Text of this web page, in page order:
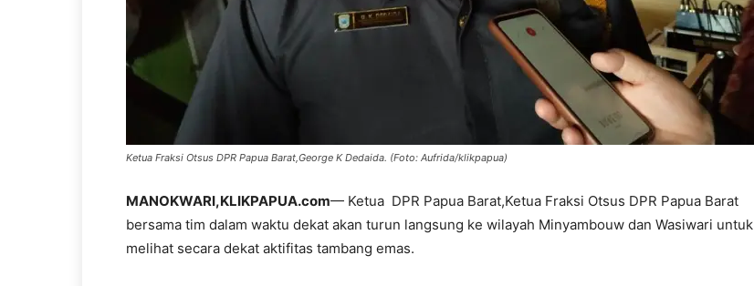
Ketua Fraksi Otsus DPR Papua Barat,George K Dedaida. (Foto: Aufrida/klikpapua)
MANOKWARI,KLIKPAPUA.com— Ketua DPR Papua Barat,Ketua Fraksi Otsus DPR Papua Barat
bersama tim dalam waktu dekat akan turun langsung ke wilayah Minyambouw dan Wasiwari untuk
melihat secara dekat aktifitas tambang emas.